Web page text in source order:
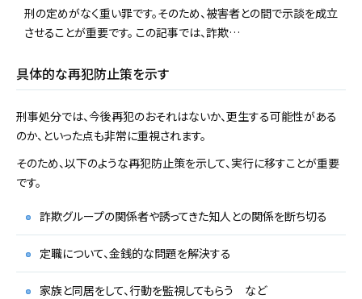
刑の定めがなく重い罪です。そのため、被害者との間で示談を成立
させることが重要です。 この記事では、詐欺…
具体的な再犯防止策を示す
刑事処分では、今後再犯のおそれはないか、更生する可能性がある
のか、といった点も非常に重視されます。
そのため、以下のような再犯防止策を示して、実行に移すことが重要
です。
詐欺グループの関係者や誘ってきた知人との関係を断ち切る
定職について、金銭的な問題を解決する
家族と同居をして、行動を監視してもらう など